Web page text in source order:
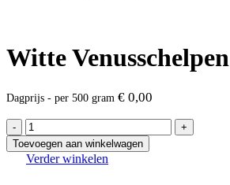
Witte Venusschelpen
Dagprijs - per 500 gram € 0,00
Witte
Venusschelpen
aantal
Toevoegen aan winkelwagen
Verder winkelen